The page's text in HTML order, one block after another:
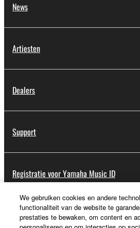
News
Artiesten
Dealers
Support
Registratie voor Yamaha Music ID
Over Yamaha
We gebruiken cookies en andere
functionaliteit van de website te
prestaties te bewaken, om content en